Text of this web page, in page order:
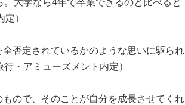
大学なら4年で卒業できるのと比べると
）
否定されているかのような思いに駆られ
・アミューズメント内定）
ので、そのことが自分を成長させてくれ